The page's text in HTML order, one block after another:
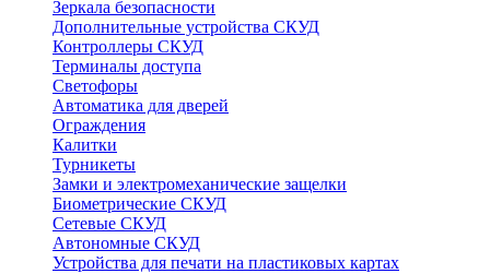
Зеркала безопасности
Дополнительные устройства СКУД
Контроллеры СКУД
Терминалы доступа
Светофоры
Автоматика для дверей
Ограждения
Калитки
Турникеты
Замки и электромеханические защелки
Биометрические СКУД
Сетевые СКУД
Автономные СКУД
Устройства для печати на пластиковых картах